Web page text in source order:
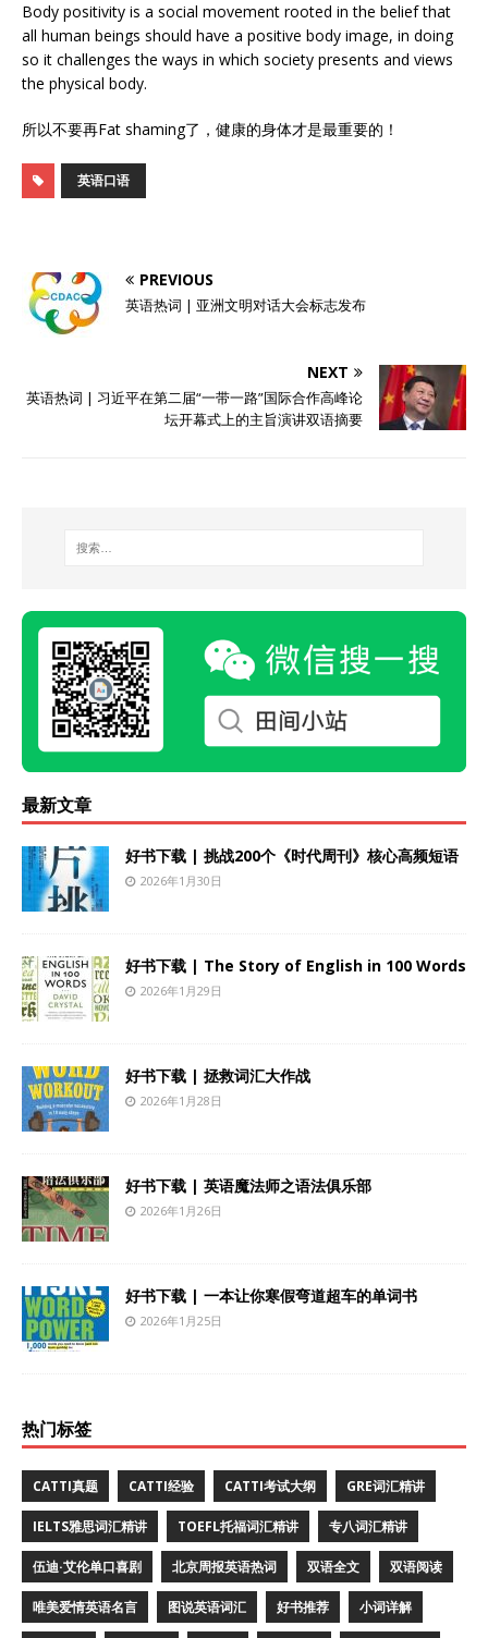
Body positivity is a social movement rooted in the belief that
all human beings should have a positive body image, in doing
so it challenges the ways in which society presents and views
the physical body.
所以不要再Fat shaming了，健康的身体才是最重要的！
英语口语
PREVIOUS
英语热词 | 亚洲文明对话大会标志发布
NEXT
英语热词 | 习近平在第二届“一带一路”国际合作高峰论
坛开幕式上的主旨演讲双语摘要
最新文章
好书下载 | 挑战200个《时代周刊》核心高频短语
2026年1月30日
好书下载 | The Story of English in 100 Words
2026年1月29日
好书下载 | 拯救词汇大作战
2026年1月28日
好书下载 | 英语魔法师之语法俱乐部
2026年1月26日
好书下载 | 一本让你寒假弯道超车的单词书
2026年1月25日
热门标签
CATTI真题 CATTI经验 CATTI考试大纲 GRE词汇精讲
IELTS雅思词汇精讲 TOEFL托福词汇精讲 专八词汇精讲
伍迪·艾伦单口喜剧 北京周报英语热词 双语全文 双语阅读
唯美爱情英语名言 图说英语词汇 好书推荐 小词详解